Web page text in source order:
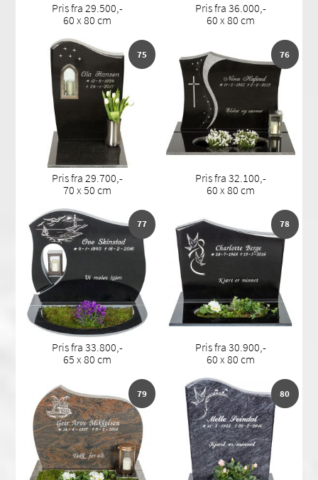
Pris fra 29.500,-
60 x 80 cm
Pris fra 36.000,-
60 x 80 cm
75
Pris fra 29.700,-
70 x 50 cm
76
Pris fra 32.100,-
60 x 80 cm
77
Pris fra 33.800,-
65 x 80 cm
78
Pris fra 30.900,-
60 x 80 cm
79 80